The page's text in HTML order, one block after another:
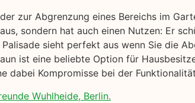
zur Abgrenzung eines Bereichs im
sondern hat auch einen Nutzen: Er
sieht perfekt aus wenn Sie die
ist eine beliebte Option für
dabei Kompromisse bei der
Wuhlheide, Berlin.